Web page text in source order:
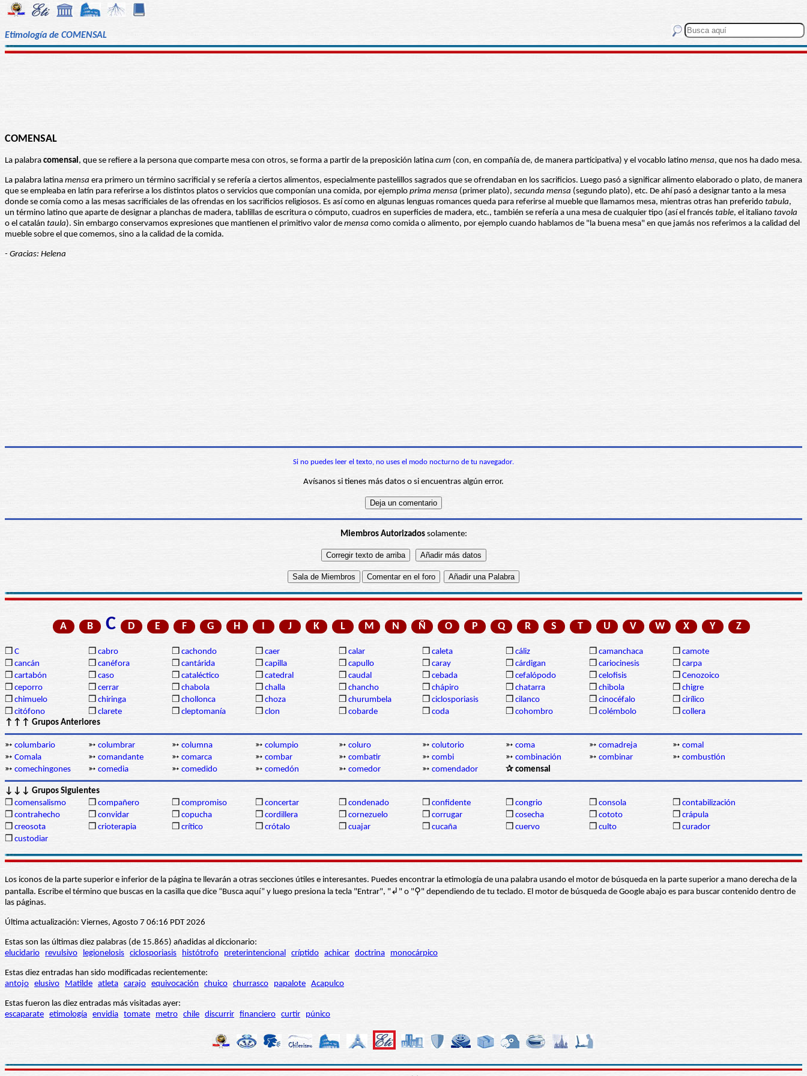
Etimología de COMENSAL
COMENSAL
La palabra comensal, que se refiere a la persona que comparte mesa con otros, se forma a partir de la preposición latina cum (con, en compañía de, de manera participativa) y el vocablo latino mensa, que nos ha dado mesa.
La palabra latina mensa era primero un término sacrificial y se refería a ciertos alimentos, especialmente pastelillos sagrados que se ofrendaban en los sacrificios. Luego pasó a significar alimento elaborado o plato, de manera
que se empleaba en latín para referirse a los distintos platos o servicios que componían una comida, por ejemplo prima mensa (primer plato), secunda mensa (segundo plato), etc. De ahí pasó a designar tanto a la mesa
donde se comía como a las mesas sacrificiales de las ofrendas en los sacrificios religiosos. Es así como en algunas lenguas romances queda para referirse al mueble que llamamos mesa, mientras otras han preferido tabula,
un término latino que aparte de designar a planchas de madera, tablillas de escritura o cómputo, cuadros en superficies de madera, etc., también se refería a una mesa de cualquier tipo (así el francés table, el italiano tavola
o el catalán taula). Sin embargo conservamos expresiones que mantienen el primitivo valor de mensa como comida o alimento, por ejemplo cuando hablamos de "la buena mesa" en que jamás nos referimos a la calidad del
mueble sobre el que comemos, sino a la calidad de la comida.
- Gracias: Helena
Si no puedes leer el texto, no uses el modo nocturno de tu navegador.
Avísanos si tienes más datos o si encuentras algún error.
Miembros Autorizadossolamente:
A B C D E F G H I J K L M N Ñ O P Q R S T U V W X Y Z
❒ C ❒ cabro ❒ cachondo ❒ caer ❒ calar ❒ caleta ❒ cáliz ❒ camanchaca ❒ camote
❒ cancán ❒ canéfora ❒ cantárida ❒ capilla ❒ capullo ❒ caray ❒ cárdigan ❒ cariocinesis ❒ carpa
❒ cartabón ❒ caso ❒ cataléctico ❒ catedral ❒ caudal ❒ cebada ❒ cefalópodo ❒ celofisis ❒ Cenozoico
❒ ceporro ❒ cerrar ❒ chabola ❒ challa ❒ chancho ❒ chápiro ❒ chatarra ❒ chibola ❒ chigre
❒ chimuelo ❒ chiringa ❒ chollonca ❒ choza ❒ churumbela ❒ ciclosporiasis ❒ cilanco ❒ cinocéfalo ❒ cirílico
❒ citófono ❒ clarete ❒ cleptomanía ❒ clon ❒ cobarde ❒ coda ❒ cohombro ❒ colémbolo ❒ collera
↑↑↑ Grupos Anteriores
➳ columbario ➳ columbrar ➳ columna ➳ columpio ➳ coluro ➳ colutorio ➳ coma ➳ comadreja ➳ comal
➳ Comala ➳ comandante ➳ comarca ➳ combar ➳ combatir ➳ combi ➳ combinación ➳ combinar ➳ combustión
➳ comechingones ➳ comedia ➳ comedido ➳ comedón ➳ comedor ➳ comendador ✰ comensal
↓↓↓ Grupos Siguientes
❒ comensalismo ❒ compañero ❒ compromiso ❒ concertar ❒ condenado ❒ confidente ❒ congrio ❒ consola ❒ contabilización
❒ contrahecho ❒ convidar ❒ copucha ❒ cordillera ❒ cornezuelo ❒ corrugar ❒ cosecha ❒ cototo ❒ crápula
❒ creosota ❒ crioterapia ❒ crítico ❒ crótalo ❒ cuajar ❒ cucaña ❒ cuervo ❒ culto ❒ curador
❒ custodiar
Los iconos de la parte superior e inferior de la página te llevarán a otras secciones útiles e interesantes. Puedes encontrar la etimología de una palabra usando el motor de búsqueda en la parte superior a mano derecha de la
pantalla. Escribe el término que buscas en la casilla que dice “Busca aquí” y luego presiona la tecla "Entrar", "↲" o "⚲" dependiendo de tu teclado. El motor de búsqueda de Google abajo es para buscar contenido dentro de
las páginas.
Última actualización: Viernes, Agosto 7 06:16 PDT 2026
Estas son las últimas diez palabras (de 15.865) añadidas al diccionario:
elucidario
revulsivo legionelosis ciclosporiasis histótrofo preterintencional críptido achicar doctrina monocárpico
Estas diez entradas han sido modificadas recientemente:
antojo elusivo Matilde atleta carajo equivocación chuico churrasco papalote Acapulco
Estas fueron las diez entradas más visitadas ayer:
escaparate etimología envidia tomate metro chile discurrir financiero curtir púnico